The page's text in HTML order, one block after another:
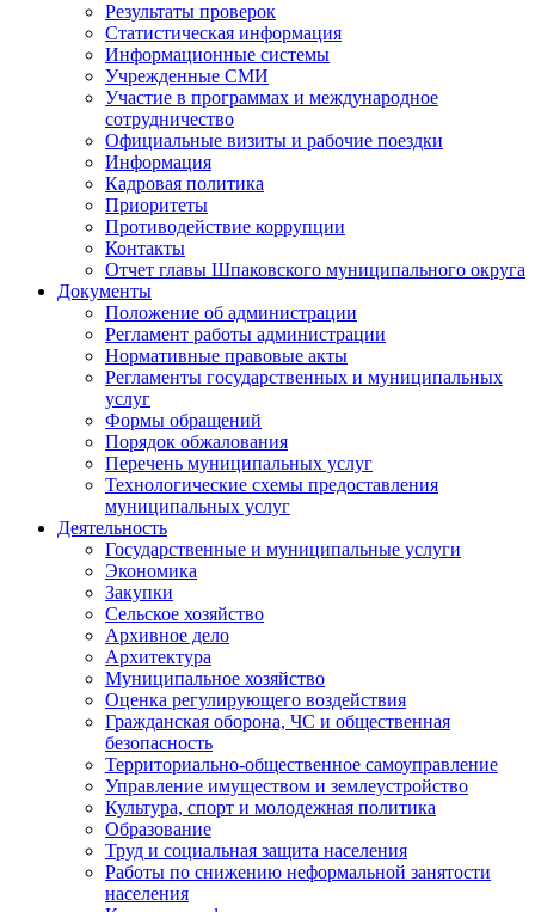
Результаты проверок
Статистическая информация
Информационные системы
Учрежденные СМИ
Участие в программах и международное
сотрудничество
Официальные визиты и рабочие поездки
Информация
Кадровая политика
Приоритеты
Противодействие коррупции
Контакты
Отчет главы Шпаковского муниципального округа
Документы
Положение об администрации
Регламент работы администрации
Нормативные правовые акты
Регламенты государственных и муниципальных
услуг
Формы обращений
Порядок обжалования
Перечень муниципальных услуг
Технологические схемы предоставления
муниципальных услуг
Деятельность
Государственные и муниципальные услуги
Экономика
Закупки
Сельское хозяйство
Архивное дело
Архитектура
Муниципальное хозяйство
Оценка регулирующего воздействия
Гражданская оборона, ЧС и общественная
безопасность
Территориально-общественное самоуправление
Управление имуществом и землеустройство
Культура, спорт и молодежная политика
Образование
Труд и социальная защита населения
Работы по снижению неформальной занятости
населения